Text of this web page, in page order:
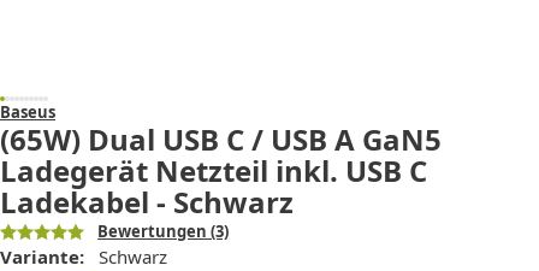
Baseus
(65W) Dual USB C / USB A GaN5
Ladegerät Netzteil inkl. USB C
Ladekabel - Schwarz
Bewertungen (3)
Variante: Schwarz